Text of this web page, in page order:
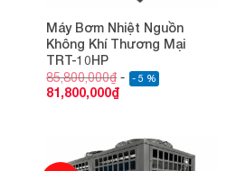
Máy Bơm Nhiệt Nguồn
Không Khí Thương Mại
TRT-10HP
85,800,000₫ - 5 %
81,800,000₫